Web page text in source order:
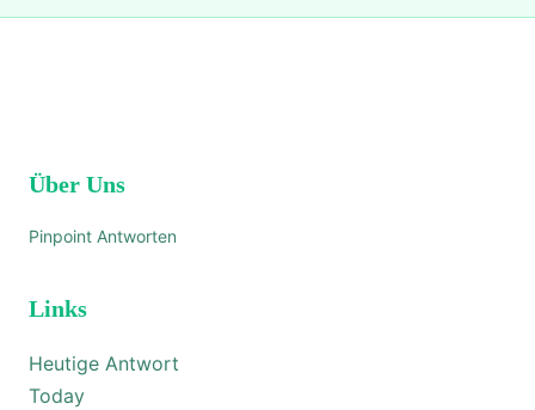
Über Uns
Pinpoint Antworten
Links
Heutige Antwort
Today